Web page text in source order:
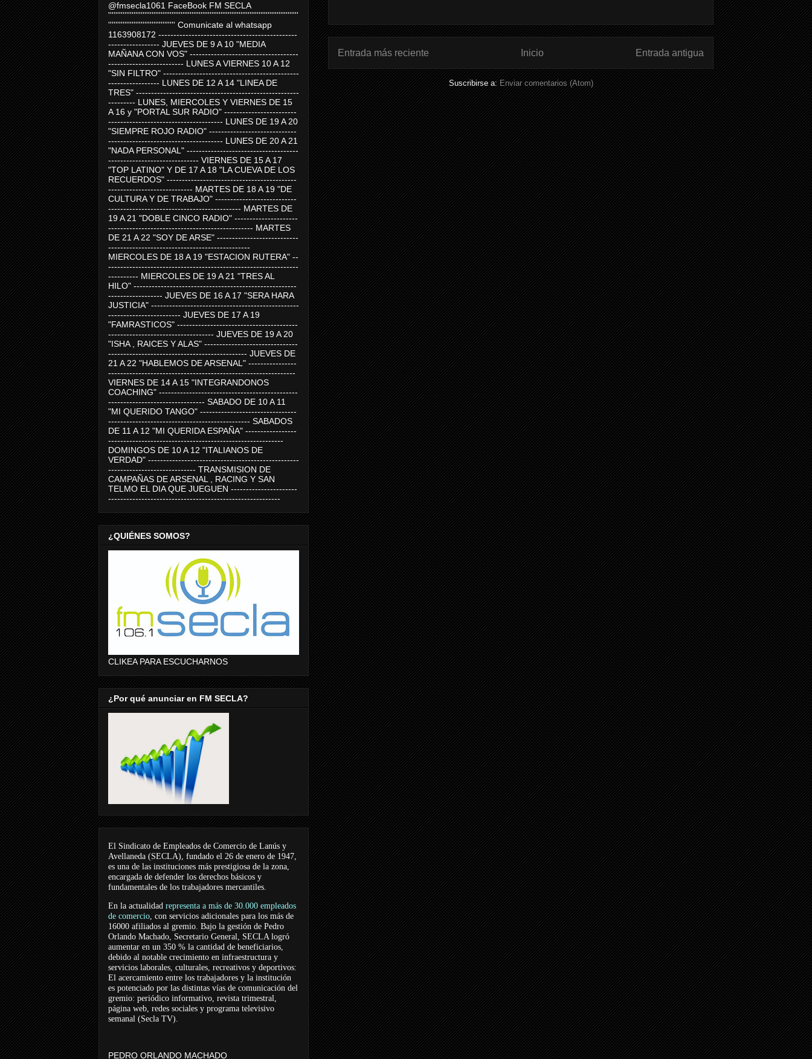
Entrada más reciente Entrada antigua
Inicio
Suscribirse a: Enviar comentarios (Atom)
@fmsecla1061 FaceBook FM SECLA
'''''''''''''''''''''''''''''''''''''''''''''''''''''''''''''''''''''''''''''''''''''''''''''''''''''''''
''''''''''''''''''''''''''''''''''''' Comunicate al whatsapp
1163908172 ----------------------------------------------
----------------- JUEVES DE 9 A 10 "MEDIA
MAÑANA CON VOS" ------------------------------------
------------------------- LUNES A VIERNES 10 A 12
"SIN FILTRO" ---------------------------------------------
----------------- LUNES DE 12 A 14 "LINEA DE
TRES" ------------------------------------------------------
--------- LUNES, MIERCOLES Y VIERNES DE 15
A 16 y "PORTAL SUR RADIO" ------------------------
-------------------------------------- LUNES DE 19 A 20
"SIEMPRE ROJO RADIO" -----------------------------
-------------------------------------- LUNES DE 20 A 21
"NADA PERSONAL" -------------------------------------
------------------------------ VIERNES DE 15 A 17
"TOP LATINO" Y DE 17 A 18 "LA CUEVA DE LOS
RECUERDOS" -------------------------------------------
---------------------------- MARTES DE 18 A 19 "DE
CULTURA Y DE TRABAJO" ---------------------------
-------------------------------------------- MARTES DE
19 A 21 "DOBLE CINCO RADIO" ---------------------
------------------------------------------------ MARTES
DE 21 A 22 "SOY DE ARSE" ---------------------------
-----------------------------------------------
MIERCOLES DE 18 A 19 "ESTACION RUTERA" --
---------------------------------------------------------------
---------- MIERCOLES DE 19 A 21 "TRES AL
HILO" ------------------------------------------------------
------------------ JUEVES DE 16 A 17 "SERA HARA
JUSTICIA" -------------------------------------------------
------------------------ JUEVES DE 17 A 19
"FAMRASTICOS" ----------------------------------------
----------------------------------- JUEVES DE 19 A 20
"ISHA , RAICES Y ALAS" -------------------------------
---------------------------------------------- JUEVES DE
21 A 22 "HABLEMOS DE ARSENAL" ----------------
--------------------------------------------------------------
VIERNES DE 14 A 15 "INTEGRANDONOS
COACHING" ----------------------------------------------
-------------------------------- SABADO DE 10 A 11
"MI QUERIDO TANGO" --------------------------------
----------------------------------------------- SABADOS
DE 11 A 12 "MI QUERIDA ESPAÑA" -----------------
----------------------------------------------------------
DOMINGOS DE 10 A 12 "ITALIANOS DE
VERDAD" --------------------------------------------------
----------------------------- TRANSMISION DE
CAMPAÑAS DE ARSENAL , RACING Y SAN
TELMO EL DIA QUE JUEGUEN ----------------------
---------------------------------------------------------
¿QUIÉNES SOMOS?
CLIKEA PARA ESCUCHARNOS
¿Por qué anunciar en FM SECLA?
El Sindicato de Empleados de Comercio de Lanús y
Avellaneda (SECLA), fundado el 26 de enero de 1947,
es una de las instituciones más prestigiosa de la zona,
encargada de defender los derechos básicos y
fundamentales de los trabajadores mercantiles.
En la actualidad representa a más de 30.000 empleados
de comercio, con servicios adicionales para los más de
16000 afiliados al gremio. Bajo la gestión de Pedro
Orlando Machado, Secretario General, SECLA logró
aumentar en un 350 % la cantidad de beneficiarios,
debido al notable crecimiento en infraestructura y
servicios laborales, culturales, recreativos y deportivos:
El acercamiento entre los trabajadores y la institución
es potenciado por las distintas vías de comunicación del
gremio: periódico informativo, revista trimestral,
página web, redes sociales y programa televisivo
semanal (Secla TV).
PEDRO ORLANDO MACHADO